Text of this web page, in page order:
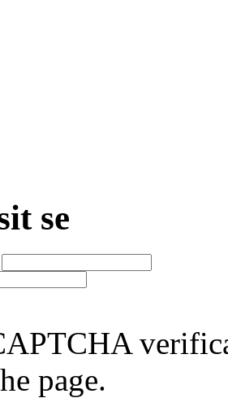
se
page.